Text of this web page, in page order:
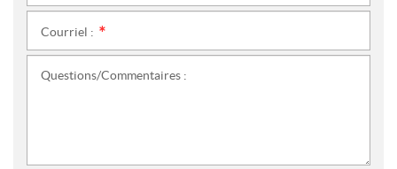
Courriel :
Questions/Commentaires :